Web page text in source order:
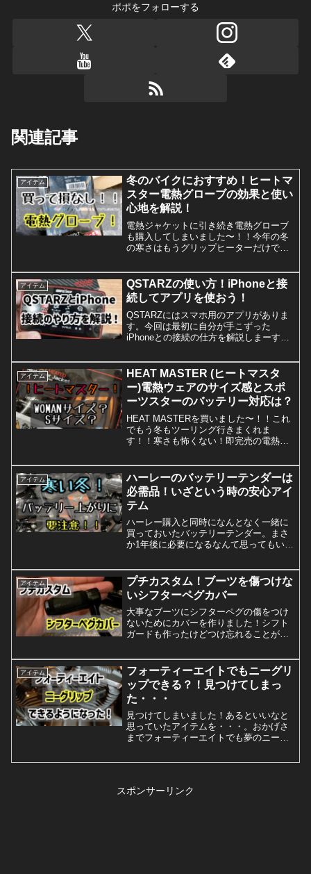
ポポをフォローする
関連記事
アイテム
冬のバイクにおすすめ！ヒートマ
スター電熱グローブの効果と使い
心地を解説！
電熱ジャケットに引き続き電熱グローブ
も購入してしまいました〜！！今年の冬
の寒さはもうグリップヒーターだけでは
スターの電熱グローブを購入昨年はそん
なことなかったんですけど、今年の冬は
寒い！！グリップヒーター...
アイテム
QSTARZの使い方！iPhoneと接
続してアプリを使おう！
QSTARZにはスマホ用のアプリがありま
す。今回は最初に自分が手こずった
iPhoneとの接続の仕方を解説しまーす！
ょうQSTARZにはスマホ用のアプリがあ
ります。このアプリを使えばパソコンが
なくても簡...
アイテム
HEAT MASTER (ヒートマスタ
ー)電熱ウェアのサイズ感とスポ
ーツスターのバッテリー対応は？
HEAT MASTERを買いました〜！！これ
でもう冬もツーリング行きまくれま
す！！寒さも怖くない！即完売の電熱ジ
ター)バイク乗りなら1度は聞いたことが
あると思われる電熱ウェアのメーカーで
す。一昨...
アイテム
ハーレーのバッテリーテンダーは
必需品！いざという時の安心アイ
テム
ハーレー購入と同時になんとなく一緒に
買っておいたバッテリーテンダー。まさ
か1年後に必要になるなんて思ってもいま
お迎えして約1年。昨年とは違い今年の冬
はめちゃくちゃ寒い...
アイテム
プチカスタム！ブーツを傷つけな
いシフターペグカバー
大事なブーツにシフターペグの傷をつけ
ないためにカバーを作りました！シフト
ガードも作ったけどつけ忘れることが多
シフターペグは、一国サイクルワークス
さんのこちら↓めちゃかっこいい✨なの
で、作るカバーはペグもち...
アイテム
フォーティーエイトでもニーグリ
ップできる？！見つけてしまっ
た・・・
見つけてしまいました！あるといいなと
思っていたアイテムを・・・。おかげさ
までフォーティーエイトでも夢のニーグ
イトでニーグリップだと？フォーティー
スポンサーリンク